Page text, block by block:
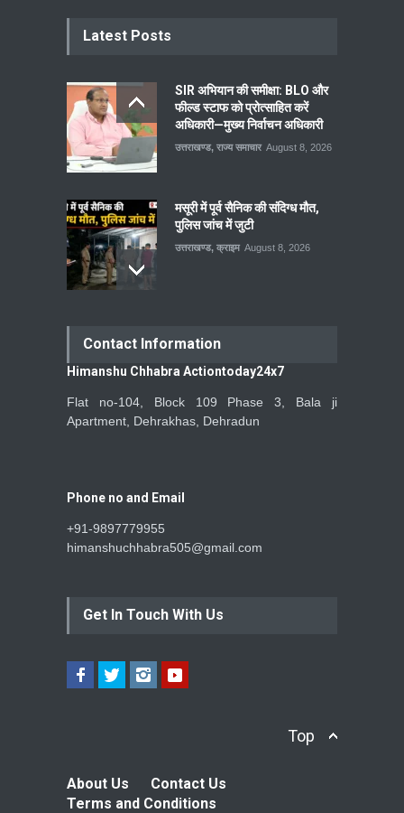
Latest Posts
SIR अभियान की समीक्षा: BLO और
फील्ड स्टाफ को प्रोत्साहित करें
अधिकारी—मुख्य निर्वाचन अधिकारी
उत्तराखण्ड, राज्य समाचार August 8, 2026
मसूरी में पूर्व सैनिक की संदिग्ध मौत,
पुलिस जांच में जुटी
उत्तराखण्ड, क्राइम August 8, 2026
Contact Information
Himanshu Chhabra Actiontoday24x7
Flat no-104, Block 109 Phase 3, Bala ji
Apartment, Dehrakhas, Dehradun
Phone no and Email
+91-9897779955
himanshuchhabra505@gmail.com
Get In Touch With Us
Top
About Us
Contact Us
Terms and Conditions